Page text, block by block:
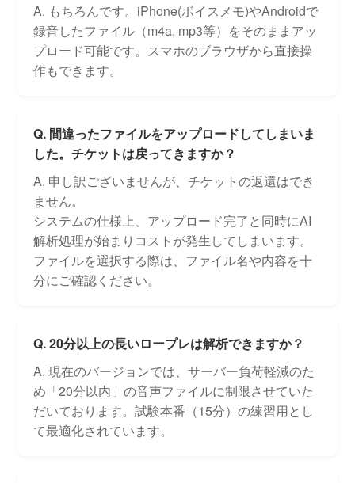
A. もちろんです。iPhone(ボイスメモ)やAndroidで
録音したファイル（m4a, mp3等）をそのままアッ
プロード可能です。スマホのブラウザから直接操
作もできます。
Q. 間違ったファイルをアップロードしてしまいま
した。チケットは戻ってきますか？
A. 申し訳ございませんが、チケットの返還はでき
ません。
システムの仕様上、アップロード完了と同時にAI
解析処理が始まりコストが発生してしまいます。
ファイルを選択する際は、ファイル名や内容を十
分にご確認ください。
Q. 20分以上の長いロープレは解析できますか？
A. 現在のバージョンでは、サーバー負荷軽減のた
め「20分以内」の音声ファイルに制限させていた
だいております。試験本番（15分）の練習用とし
て最適化されています。